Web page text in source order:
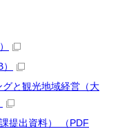
と観光地域経営（大
提出資料） （PDF